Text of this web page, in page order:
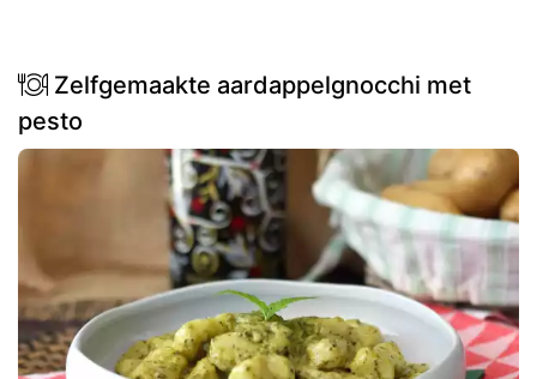
Zelfgemaakte aardappelgnocchi met
pesto